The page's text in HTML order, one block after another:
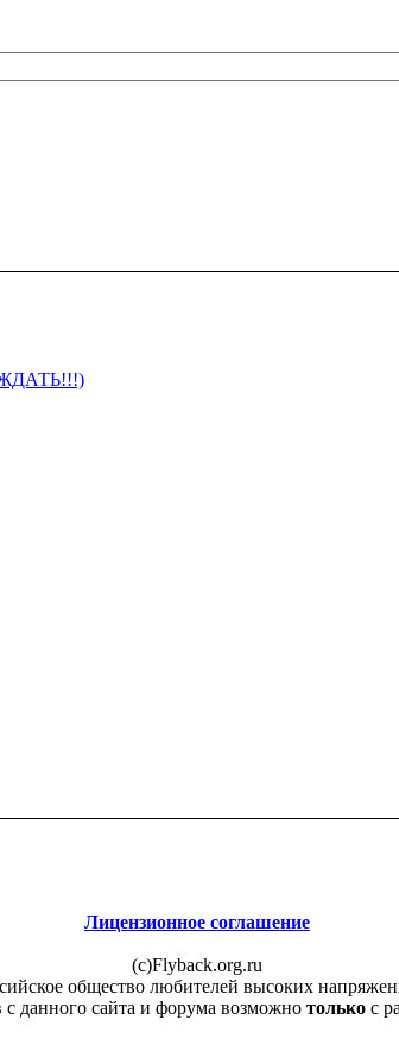
Лицензионное соглашение
(c)Flyback.org.ru
общество любителей высоких
с данного сайта и форума возможно толькос